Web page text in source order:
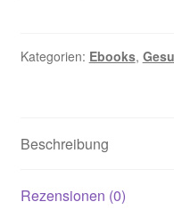
Kategorien: Ebooks,
Beschreibung
Rezensionen (0)